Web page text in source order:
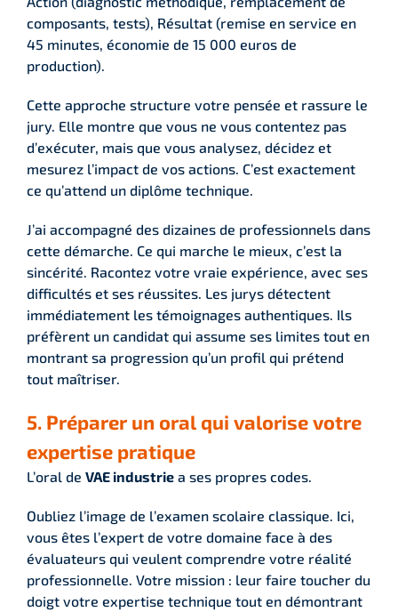
composants, tests), Résultat (remise en service en
45 minutes, économie de 15 000 euros de
production).
Cette approche structure votre pensée et rassure le
jury. Elle montre que vous ne vous contentez pas
d’exécuter, mais que vous analysez, décidez et
mesurez l’impact de vos actions. C’est exactement
ce qu’attend un diplôme technique.
J’ai accompagné des dizaines de professionnels dans
cette démarche. Ce qui marche le mieux, c’est la
sincérité. Racontez votre vraie expérience, avec ses
difficultés et ses réussites. Les jurys détectent
immédiatement les témoignages authentiques. Ils
préfèrent un candidat qui assume ses limites tout en
montrant sa progression qu’un profil qui prétend
tout maîtriser.
5. Préparer un oral qui valorise votre
expertise pratique
L’oral de VAE industrie a ses propres codes.
Oubliez l’image de l’examen scolaire classique. Ici,
vous êtes l’expert de votre domaine face à des
évaluateurs qui veulent comprendre votre réalité
professionnelle. Votre mission : leur faire toucher du
doigt votre expertise technique tout en démontrant